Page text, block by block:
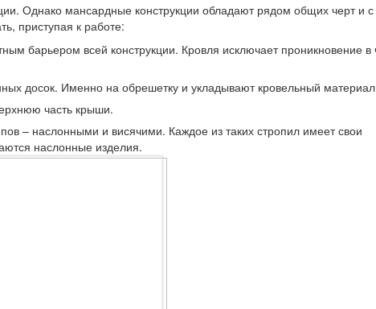
Однако мансардные конструкции обладают рядом общих черт и с
приступая к работе:
барьером всей конструкции. Кровля исключает проникновение в
досок. Именно на обрешетку и укладывают кровельный
часть крыши.
– наслонными и висячими. Каждое из таких стропил имеет свои
наслонные изделия.